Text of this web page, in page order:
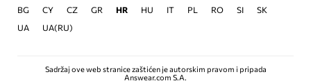
BG CY CZ GR HR HU IT PL RO SI
SK
UA
UA(RU)
Sadržaj ove web stranice zaštićen je autorskim pravom i pripada
Answear.com S.A.